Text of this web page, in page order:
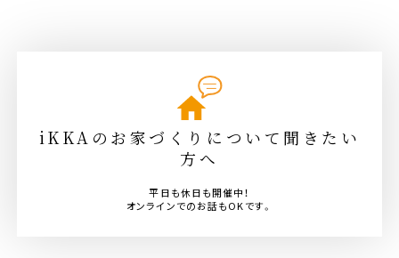
iKKAのお家づくりについて聞きたい
方へ
平日も休日も開催中！
オンラインでのお話もOKです。